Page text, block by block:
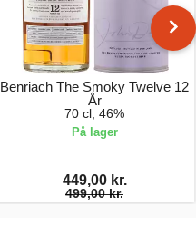
Benriach The Smoky Twelve 12
År
70 cl, 46%
På lager
449,00 kr.
499,00 kr.